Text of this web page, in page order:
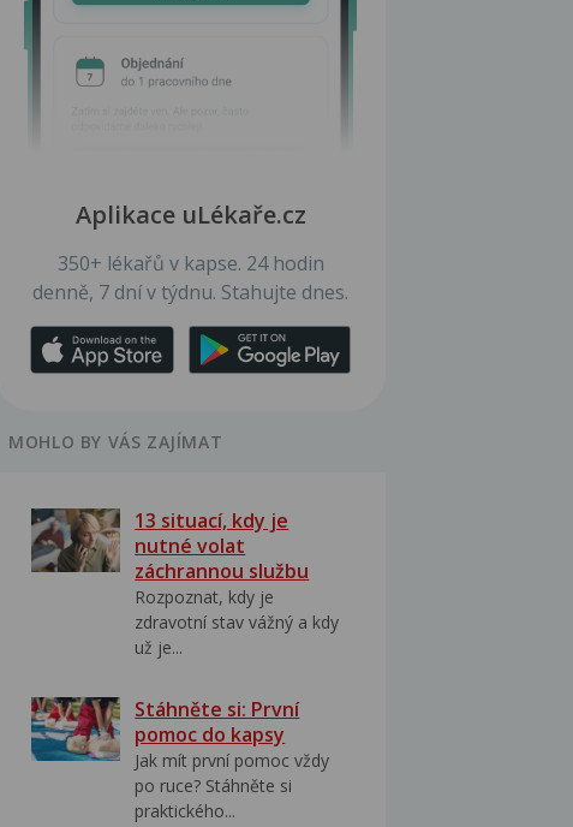
Aplikace uLékaře.cz
350+ lékařů v kapse. 24 hodin
denně, 7 dní v týdnu. Stahujte dnes.
MOHLO BY VÁS ZAJÍMAT
13 situací, kdy je
nutné volat
záchrannou službu
Rozpoznat, kdy je
zdravotní stav vážný a kdy
už je...
Stáhněte si: První
pomoc do kapsy
Jak mít první pomoc vždy
po ruce? Stáhněte si
praktického...